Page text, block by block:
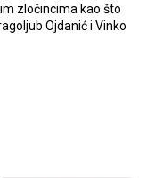
zločincima kao što
Ojdanić i Vinko